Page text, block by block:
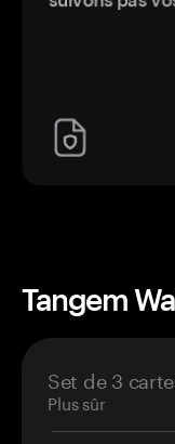
Tangem
Set de 3
Plus sûr